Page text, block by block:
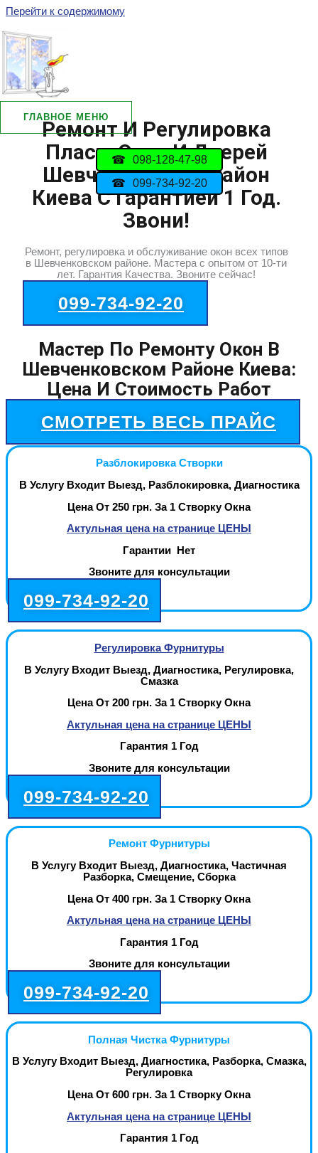
Перейти к содержимому
ГЛАВНОЕ МЕНЮ
098-128-47-98
099-734-92-20
Ремонт И Регулировка
Пласт. Окон И Дверей
Шевченковский Район
Киева С Гарантией 1 Год.
Звони!
Ремонт, регулировка и обслуживание окон всех типов
в Шевченковском районе. Мастера с опытом от 10-ти
лет. Гарантия Качества. Звоните сейчас!
099-734-92-20
Мастер По Ремонту Окон В
Шевченковском Районе Киева:
Цена И Стоимость Работ
СМОТРЕТЬ ВЕСЬ ПРАЙС
Разблокировка Створки
В Услугу Входит Выезд, Разблокировка, Диагностика
Цена От 250 грн. За 1 Створку Окна
Актульная цена на странице ЦЕНЫ
Гарантии Нет
Звоните для консультации
099-734-92-20
Регулировка Фурнитуры
В Услугу Входит Выезд, Диагностика, Регулировка,
Смазка
Цена От 200 грн. За 1 Створку Окна
Актульная цена на странице ЦЕНЫ
Гарантия 1 Год
Звоните для консультации
099-734-92-20
Ремонт Фурнитуры
В Услугу Входит Выезд, Диагностика, Частичная
Разборка, Смещение, Сборка
Цена От 400 грн. За 1 Створку Окна
Актульная цена на странице ЦЕНЫ
Гарантия 1 Год
Звоните для консультации
099-734-92-20
Полная Чистка Фурнитуры
В Услугу Входит Выезд, Диагностика, Разборка, Смазка,
Регулировка
Цена От 600 грн. За 1 Створку Окна
Актульная цена на странице ЦЕНЫ
Гарантия 1 Год